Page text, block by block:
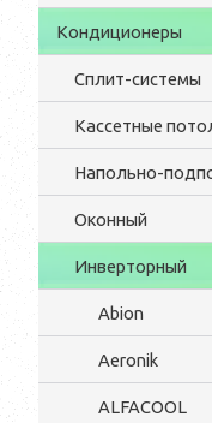
Кондиционеры
Сплит-системы
Кассетные
Напольно-
Оконный
Инверторный
Abion
Aeronik
ALFACOOL